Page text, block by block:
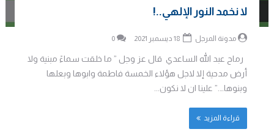
لا نخمد النور الإلهي..!
مدونة المرجل 0
رماح عبد الله الساعدي قال عز وجل ” ما خلقت سماءً مبنية ولا
أرض مدحية إلا لاجل هؤلاء الخمسة فاطمة وابوها وبعلها
وبنوها….” علينا ان لا نكون...
قراءة المزيد